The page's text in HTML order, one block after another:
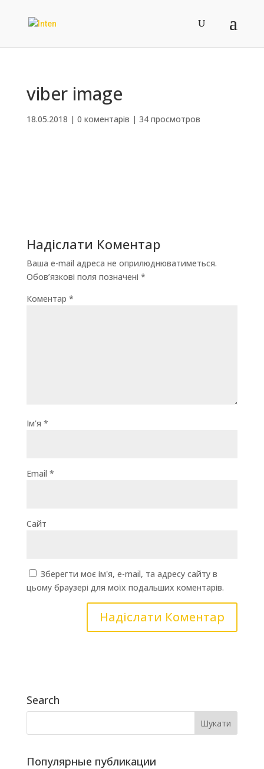
viber image
18.05.2018 | 0 коментарів | 34 просмотров
Надіслати Коментар
Ваша e-mail адреса не оприлюднюватиметься.
Обов’язкові поля позначені *
Коментар *
Ім'я *
Email *
Сайт
Зберегти моє ім'я, e-mail, та адресу сайту в
цьому браузері для моїх подальших коментарів.
Search
Популярные публикации